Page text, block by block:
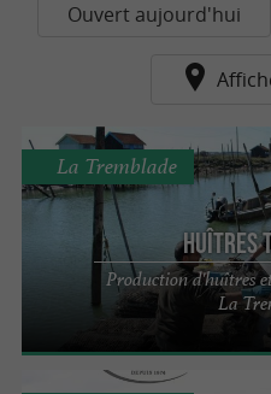
Ouvert aujourd'hui
Huîtres
Production d'huîtres
La
La Tremblade